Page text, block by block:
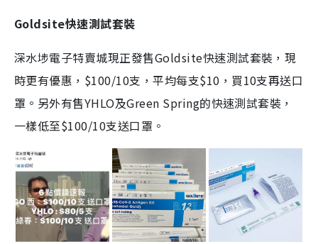
Goldsite快速測試套裝
深水埗電子特賣城現正發售Goldsite快速測試套裝，現
時更有優惠，$100/10支，平均每支$10，買10支再送口
罩。另外有售YHLO及Green Spring的快速測試套裝，
一樣低至$100/10支送口罩。